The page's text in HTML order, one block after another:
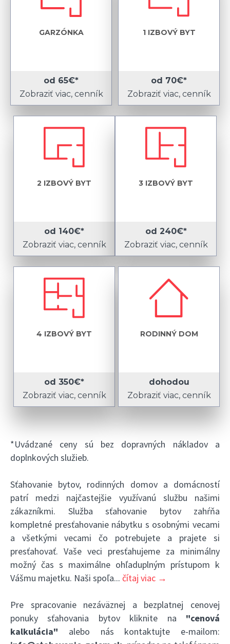
GARZÓNKA
od 65€*
Zobraziť viac, cenník
1 IZBOVÝ BYT
od 70€*
Zobraziť viac, cenník
2 IZBOVÝ BYT
od 140€*
Zobraziť viac, cenník
3 IZBOVÝ BYT
od 240€*
Zobraziť viac, cenník
4 IZBOVÝ BYT
od 350€*
Zobraziť viac, cenník
RODINNÝ DOM
dohodou
Zobraziť viac, cenník
*Uvádzané ceny sú bez dopravných nákladov a
doplnkových služieb.
Sťahovanie bytov, rodinných domov a domácností
patrí medzi najčastejšie využívanú službu našimi
zákazníkmi. Služba sťahovanie bytov zahŕňa
kompletné presťahovanie nábytku s osobnými vecami
a všetkými vecami čo potrebujete a prajete si
presťahovať. Vaše veci presťahujeme za minimálny
možný čas s maximálne ohľaduplným prístupom k
Vášmu majetku. Naši spoľa... čítaj viac →
Pre spracovanie nezáväznej a bezplatnej cenovej
ponuky sťahovania bytov kliknite na "cenová
kalkulácia" alebo nás kontaktujte e-mailom: